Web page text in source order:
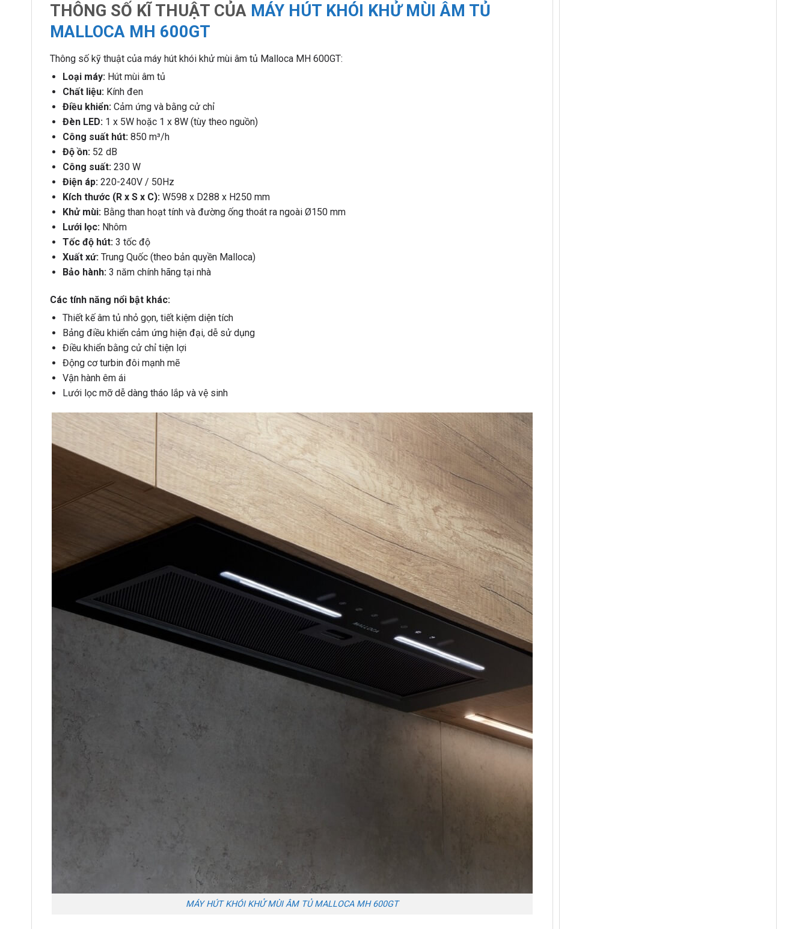
THÔNG SỐ KĨ THUẬT CỦA MÁY HÚT KHÓI KHỬ MÙI ÂM TỦ
MALLOCA MH 600GT
Thông số kỹ thuật của máy hút khói khử mùi âm tủ Malloca MH 600GT:
Loại máy:Hút mùi âm tủ
Chất liệu:Kính đen
Điều khiển:Cảm ứng và bằng cử chỉ
Đèn LED:1 x 5W hoặc 1 x 8W (tùy theo nguồn)
Công suất hút:850 m³/h
Độ ồn:52 dB
Công suất:230 W
Điện áp:220-240V / 50Hz
Kích thước (R x S x C):W598 x D288 x H250 mm
Khử mùi:Bằng than hoạt tính và đường ống thoát ra ngoài Ø150 mm
Lưới lọc:Nhôm
Tốc độ hút:3 tốc độ
Xuất xứ:Trung Quốc (theo bản quyền Malloca)
Bảo hành:3 năm chính hãng tại nhà
Các tính năng nổi bật khác:
Thiết kế âm tủ nhỏ gọn, tiết kiệm diện tích
Bảng điều khiển cảm ứng hiện đại, dễ sử dụng
Điều khiển bằng cử chỉ tiện lợi
Động cơ turbin đôi mạnh mẽ
Vận hành êm ái
Lưới lọc mỡ dễ dàng tháo lắp và vệ sinh
MÁY HÚT KHÓI KHỬ MÙI ÂM TỦ MALLOCA MH 600GT